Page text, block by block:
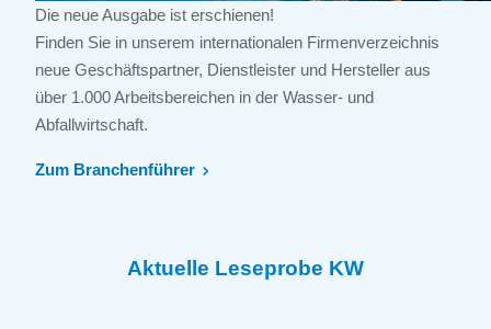
Die neue Ausgabe ist erschienen!
Finden Sie in unserem internationalen Firmenverzeichnis
neue Geschäftspartner, Dienstleister und Hersteller aus
über 1.000 Arbeitsbereichen in der Wasser- und
Abfallwirtschaft.
Zum Branchenführer
Aktuelle Leseprobe KW